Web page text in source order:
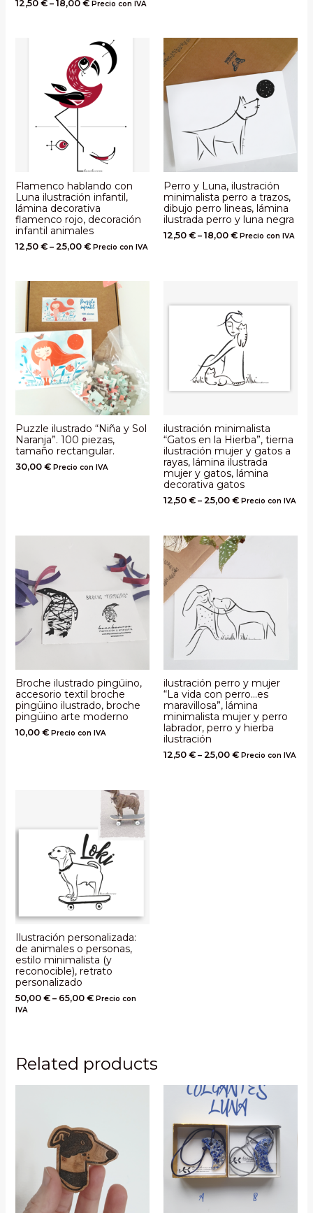
12,50 €– 18,00 € Precio con IVA
Flamenco hablando con
Luna ilustración infantil,
lámina decorativa
flamenco rojo, decoración
infantil animales
12,50 €– 25,00 € Precio con IVA
Perro y Luna, ilustración
minimalista perro a trazos,
dibujo perro lineas, lámina
ilustrada perro y luna negra
12,50 € – 18,00 € Precio con IVA
Puzzle ilustrado “Niña y Sol
Naranja”. 100 piezas,
tamaño rectangular.
30,00 € Precio con IVA
ilustración minimalista
“Gatos en la Hierba”, tierna
ilustración mujer y gatos a
rayas, lámina ilustrada
mujer y gatos, lámina
decorativa gatos
12,50 € – 25,00 € Precio con IVA
Broche ilustrado pingüino,
accesorio textil broche
pingüino ilustrado, broche
pingüino arte moderno
10,00 € Precio con IVA
ilustración perro y mujer
“La vida con perro…es
maravillosa”, lámina
minimalista mujer y perro
labrador, perro y hierba
ilustración
12,50 € – 25,00 € Precio con IVA
Ilustración personalizada:
de animales o personas,
estilo minimalista (y
reconocible), retrato
personalizado
50,00 €– 65,00 € Precio con
IVA
Related products